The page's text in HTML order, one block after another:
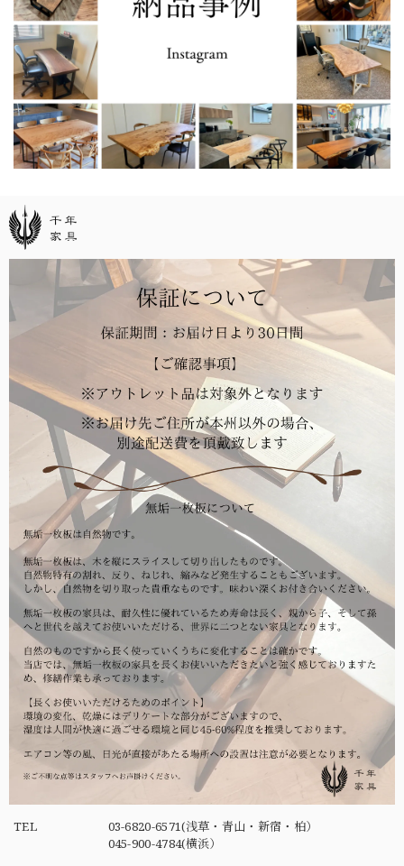
TEL
03-6820-6571(浅草・青山・新宿・柏）
045-900-4784(横浜）